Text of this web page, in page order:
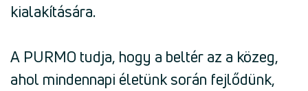
kialakítására.
A PURMO tudja, hogy a beltér az a közeg,
ahol mindennapi életünk során fejlődünk,